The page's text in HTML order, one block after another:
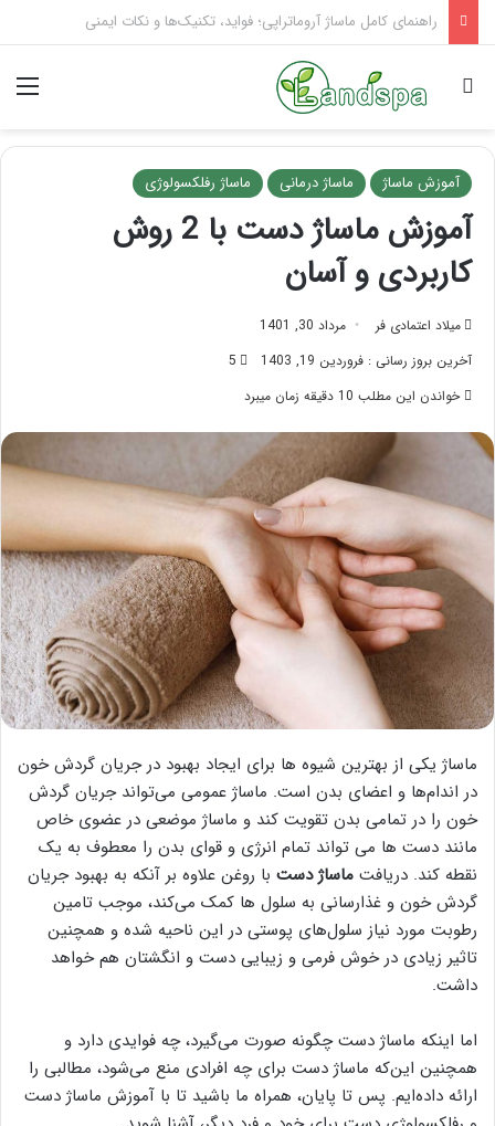
تاثیر ماساژ بر افسردگی؛ با ماساژ درمانی افسردگی را درمان کنید!
جستجو برای
آموزش ماساژ ماساژ درمانی ماساژ رفلکسولوژی
آموزش ماساژ دست با 2 روش
کاربردی و آسان
میلاد اعتمادی فر
مرداد 30, 1401
آخرین بروز رسانی : فروردین 19, 1403
5
خواندن این مطلب 10 دقیقه زمان میبرد
ماساژ یکی از بهترین شیوه ها برای ایجاد بهبود در جریان گردش خون
در اندام‌ها و اعضای بدن است. ماساژ عمومی می‌تواند جریان گردش
خون را در تمامی بدن تقویت کند و ماساژ موضعی در عضوی خاص
مانند دست ها می تواند تمام انرژی و قوای بدن را معطوف به یک
نقطه کند. دریافت ماساژ دست با روغن علاوه بر آنکه به بهبود جریان
گردش خون و غذارسانی به سلول ها کمک می‌کند، موجب تامین
رطوبت مورد نیاز سلول‌های پوستی در این ناحیه شده و همچنین
تاثیر زیادی در خوش فرمی و زیبایی دست و انگشتان هم خواهد
داشت.
اما اینکه ماساژ دست چگونه صورت می‌گیرد، چه فوایدی دارد و
همچنین این‌که ماساژ دست برای چه افرادی منع می‌شود، مطالبی را
ارائه داده‌ایم. پس تا پایان، همراه ما باشید تا با آموزش ماساژ دست